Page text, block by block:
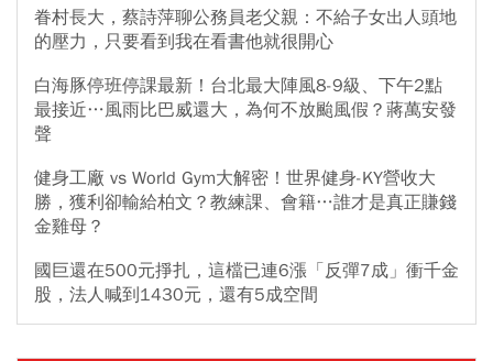
眷村長大，蔡詩萍聊公務員老父親：不給子女出人頭地
的壓力，只要看到我在看書他就很開心
白海豚停班停課最新！台北最大陣風8-9級、下午2點
最接近…風雨比巴威還大，為何不放颱風假？蔣萬安發
聲
健身工廠 vs World Gym大解密！世界健身-KY營收大
勝，獲利卻輸給柏文？教練課、會籍…誰才是真正賺錢
金雞母？
國巨還在500元掙扎，這檔已連6漲「反彈7成」衝千金
股，法人喊到1430元，還有5成空間